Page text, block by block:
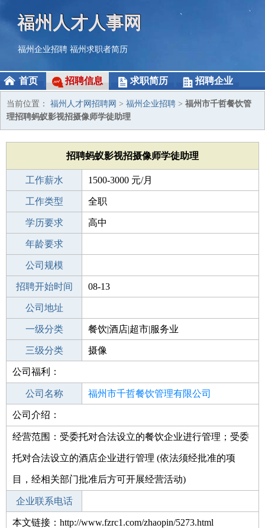
福州人才人事网
福州企业招聘 福州求职者简历
首页 招聘信息 求职简历 招聘企业
当前位置： 福州人才网招聘网 > 福州企业招聘 > 福州市千哲餐饮管
理招聘蚂蚁影视招摄像师学徒助理
招聘蚂蚁影视招摄像师学徒助理
工作薪水 1500-3000 元/月
招聘人数 若干
工作类型 全职
性别要求 -
学历要求 高中
工作经验
年龄要求
工作地点
公司规模
公司电话
招聘开始时间 08-13
招聘结束时间
公司地址
一级分类 餐饮|酒店|超市|服务业
二级分类 娱乐/影视
三级分类 摄像
其他行业
公司福利：
公司名称 福州市千哲餐饮管理有限公司
公司类型
公司介绍：
经营范围：受委托对合法设立的餐饮企业进行管理；受委
托对合法设立的酒店企业进行管理 (依法须经批准的项
目，经相关部门批准后方可开展经营活动)
企业联系电话
本文链接：http://www.fzrc1.com/zhaopin/5273.html